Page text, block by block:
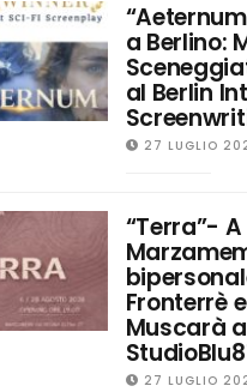
a Berlino:
al Berlin
27 LUGLIO
“Terra”- A
Fronterrè
Muscarà
27 LUGLIO